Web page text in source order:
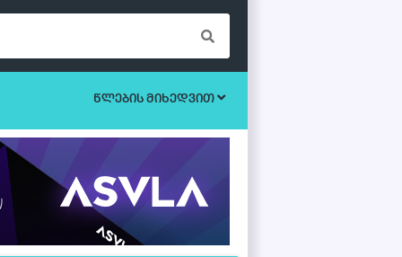
ეროტიული
ისტორიული
წლების მიხედვით